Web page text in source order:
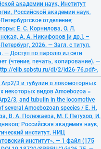
академии наук, Институт
Российской академии наук,
отделение;
Е. С. Корнилова, О. Л.
А. А. Никифоров [и др.]. –
2026. — Загл. с титул.
— Доступ по паролю из сети
(чтение, печать, копирование). —
elib.spbstu.ru/dl/2/id26-76.pdf>.
Arp2/3 и тубулин в локомоторных
некоторых видов Amoebozoa =
3, and tubulin in the locomotive
several Amoebozoan species / Е. Н.
В. А. Полежаева, М. Г. Петухов, И.
Российская академия наук,
институт, НИЦ
институт». — 1 файл (175